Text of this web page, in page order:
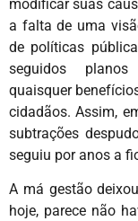
modificar suas
a falta de uma
de políticas
seguidos planos
quaisquer
cidadãos. Assim,
subtrações
seguiu por anos a
A má gestão
hoje, parece não